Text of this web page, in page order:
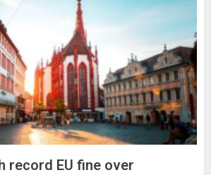
record EU fine over